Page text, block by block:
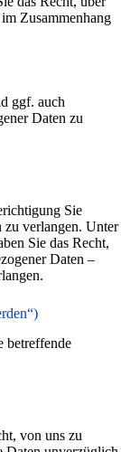
Zusammenhang
ggf. auch
Daten zu
Sie
zu verlangen. Unter
Sie das Recht,
Daten –
betreffende
von uns zu